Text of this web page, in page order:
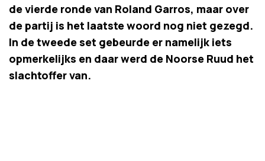
de vierde ronde van Roland Garros, maar over
de partij is het laatste woord nog niet gezegd.
In de tweede set gebeurde er namelijk iets
opmerkelijks en daar werd de Noorse Ruud het
slachtoffer van.